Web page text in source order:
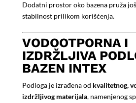
Dodatni prostor oko bazena pruža
stabilnost prilikom korišćenja.
VODOOTPORNA I
IZDRŽLJIVA
BAZEN INTEX
Podloga je izrađena od kvalitetnog,
izdržljivog materijala, namenjenog